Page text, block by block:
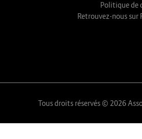
Politique de
Retrouvez-nous sur
Tous droits réservés © 2026